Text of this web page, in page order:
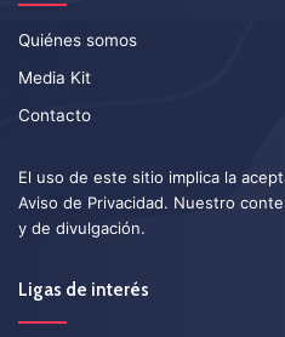
Quiénes somos
Media Kit
Contacto
El uso de este sitio implica la
Aviso de Privacidad. Nuestro
y de divulgación.
Ligas de interés